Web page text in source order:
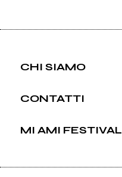
CHI SIAMO
CONTATTI
MI AMI FESTIVAL